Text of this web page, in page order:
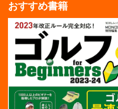
おすすめ書籍